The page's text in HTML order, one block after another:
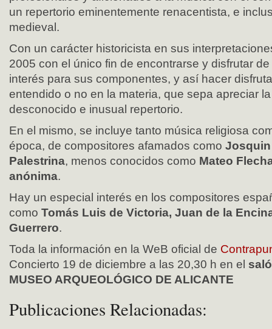
un repertorio eminentemente renacentista, e
medieval.
Con un carácter historicista en sus
2005 con el único fin de encontrarse y disfrutar
interés para sus componentes, y así hacer
entendido o no en la materia, que sepa apreciar
desconocido e inusual repertorio.
En el mismo, se incluye tanto música religiosa
época, de compositores afamados como Josquin
Palestrina, menos conocidos como Mateo
anónima.
Hay un especial interés en los compositores
como Tomás Luis de Victoria, Juan de la
Guerrero.
Toda la información en la WeB oficial de
Concierto 19 de diciembre a las 20,30 h en el
MUSEO ARQUEOLÓGICO DE ALICANTE
Publicaciones Relacionadas: